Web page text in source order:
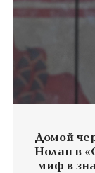
Домой
Нолан в
миф в